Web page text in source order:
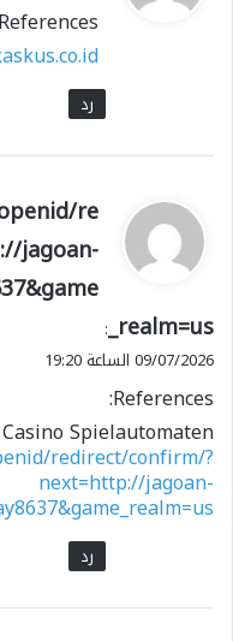
ل
References:
رد
ي
و
ل
re
jagoan-
_realm=us
:
09/07/2026 الساعة 19:20
References:
Spielautomaten
redirect/confirm/?
next=http://jagoan-
رد